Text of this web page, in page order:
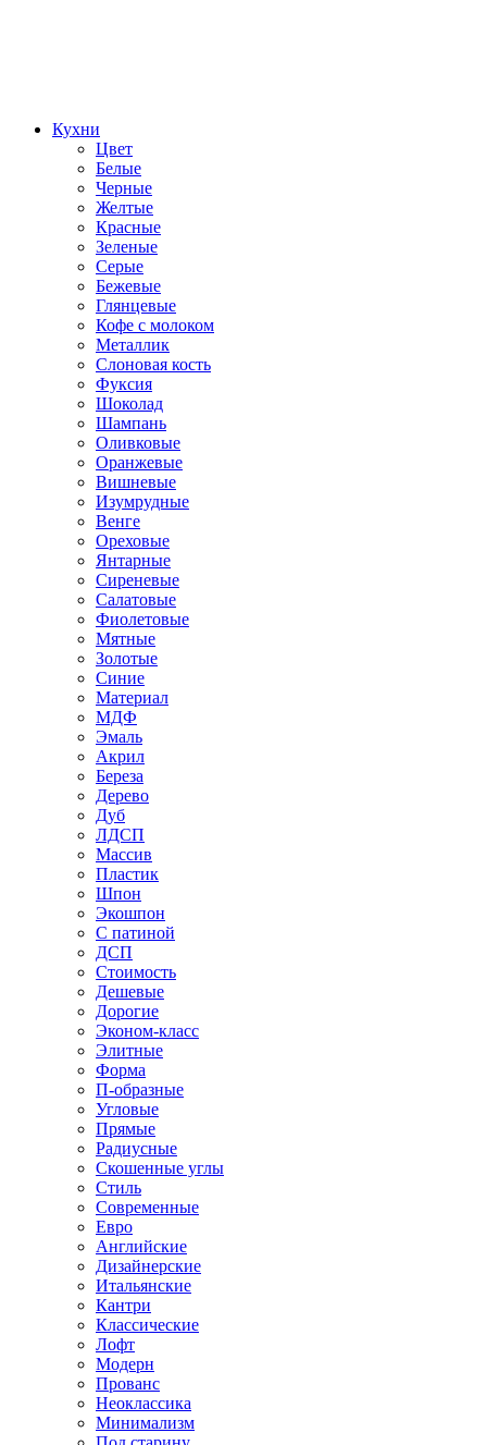
Кухни
Цвет
Белые
Черные
Желтые
Красные
Зеленые
Серые
Бежевые
Глянцевые
Кофе с молоком
Металлик
Слоновая кость
Фуксия
Шоколад
Шампань
Оливковые
Оранжевые
Вишневые
Изумрудные
Венге
Ореховые
Янтарные
Сиреневые
Салатовые
Фиолетовые
Мятные
Золотые
Синие
Материал
МДФ
Эмаль
Акрил
Береза
Дерево
Дуб
ЛДСП
Массив
Пластик
Шпон
Экошпон
С патиной
ДСП
Стоимость
Дешевые
Дорогие
Эконом-класс
Элитные
Форма
П-образные
Угловые
Прямые
Радиусные
Скошенные углы
Стиль
Современные
Евро
Английские
Дизайнерские
Итальянские
Кантри
Классические
Лофт
Модерн
Прованс
Неоклассика
Минимализм